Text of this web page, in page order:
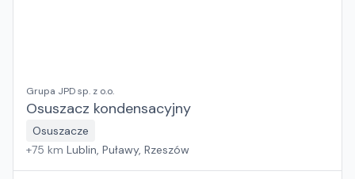
Grupa JPD sp. z o.o.
Osuszacz kondensacyjny
Osuszacze
+75 km Lublin, Puławy, Rzeszów